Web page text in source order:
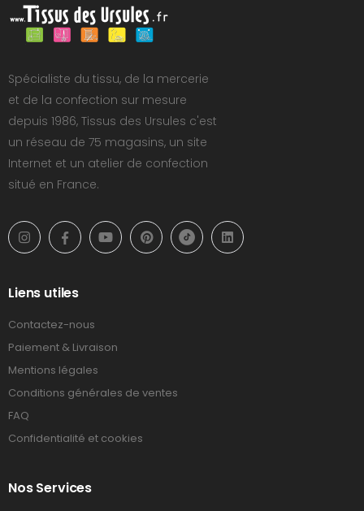
Spécialiste du tissu, de la mercerie
et de la confection sur mesure
depuis 1986, Tissus des Ursules c'est
un réseau de 75 magasins, un site
Internet et un atelier de confection
situé en France.
Liens utiles
Contactez-nous
Paiement & Livraison
Mentions légales
Conditions générales de ventes
FAQ
Confidentialité et cookies
Nos Services